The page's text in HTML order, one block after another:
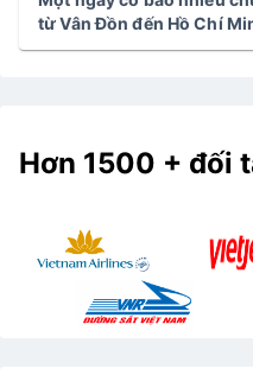
từ Vân Đồn đến Hồ Chí
Hơn 1500 + đối